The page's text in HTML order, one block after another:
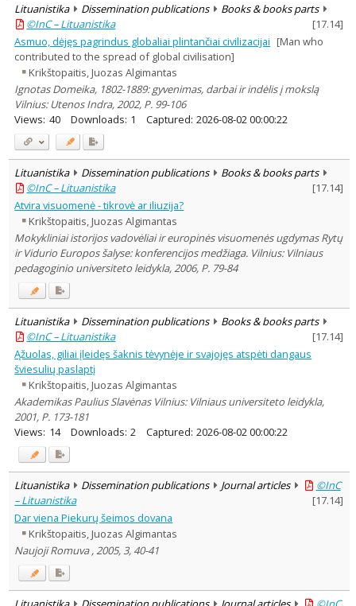
Lituanistika Dissemination publications
Books & books parts
©InC – Lituanistika
[17.14]
Asmuo, dėjęs pagrindus globaliai plintančiai civilizacijai [Man who
contributed to the spread of global civilisation]
Krikštopaitis, Juozas Algimantas
Ignotas Domeika, 1802-1889: gyvenimas, darbai ir indėlis į mokslą
Vilnius: Utenos Indra, 2002, P. 99-106
Views: 40 Downloads: 1 Captured: 2026-08-02 00:00:22
Lituanistika Dissemination publications
Books & books parts
©InC – Lituanistika
[17.14]
Atvira visuomenė - tikrovė ar iliuzija?
Krikštopaitis, Juozas Algimantas
Mokykliniai istorijos vadovėliai ir europinės visuomenės ugdymas Rytų
ir Vidurio Europos šalyse: konferencijos medžiaga. Vilnius: Vilniaus
pedagoginio universiteto leidykla, 2006, P. 79-84
Lituanistika Dissemination publications
Books & books parts
©InC – Lituanistika
[17.14]
Ąžuolas, giliai įleidęs šaknis tėvynėje ir svajojęs atspėti dangaus
šviesulių paslaptį
Krikštopaitis, Juozas Algimantas
Akademikas Paulius Slavėnas Vilnius: Vilniaus universiteto leidykla,
2001, P. 173-181
Views: 14 Downloads: 2 Captured: 2026-08-02 00:00:22
Lituanistika Dissemination publications Journal articles
©InC
– Lituanistika
[17.14]
Dar viena Piekurų šeimos dovana
Krikštopaitis, Juozas Algimantas
Naujoji Romuva , 2005, 3, 40-41